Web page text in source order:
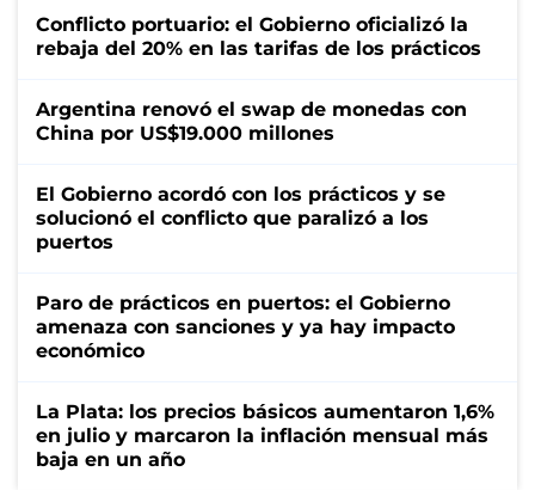
Conflicto portuario: el Gobierno oficializó la
rebaja del 20% en las tarifas de los prácticos
Argentina renovó el swap de monedas con
China por US$19.000 millones
El Gobierno acordó con los prácticos y se
solucionó el conflicto que paralizó a los
puertos
Paro de prácticos en puertos: el Gobierno
amenaza con sanciones y ya hay impacto
económico
La Plata: los precios básicos aumentaron 1,6%
en julio y marcaron la inflación mensual más
baja en un año